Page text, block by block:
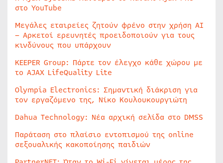
στο YouTube
Μεγάλες εταιρείες ζητούν φρένο στην χρήση AI
– Αρκετοί ερευνητές προειδοποιούν για τους
κινδύνους που υπάρχουν
KEEPER Group: Πάρτε τον έλεγχο κάθε χώρου με
το AJAX LifeQuality Lite
Olympia Electronics: Σημαντική διάκριση για
τον εργαζόμενο της, Νίκο Κουλουκουργιώτη
Dahua Technology: Νέα αρχική σελίδα στο DMSS
Παράταση στο πλαίσιο εντοπισμού της online
σεξουαλικής κακοποίησης παιδιών